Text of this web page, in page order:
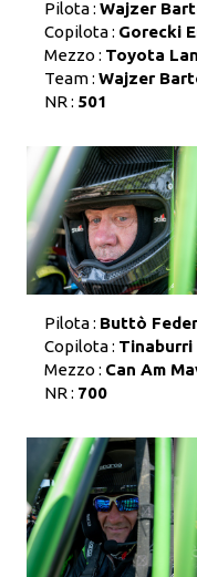
Pilota : Wajzer
Copilota : Gorecki
Mezzo : Toyota
Team : Wajzer
NR : 501
Pilota : Buttò
Copilota : Tinaburri
Mezzo : Can Am
NR : 700